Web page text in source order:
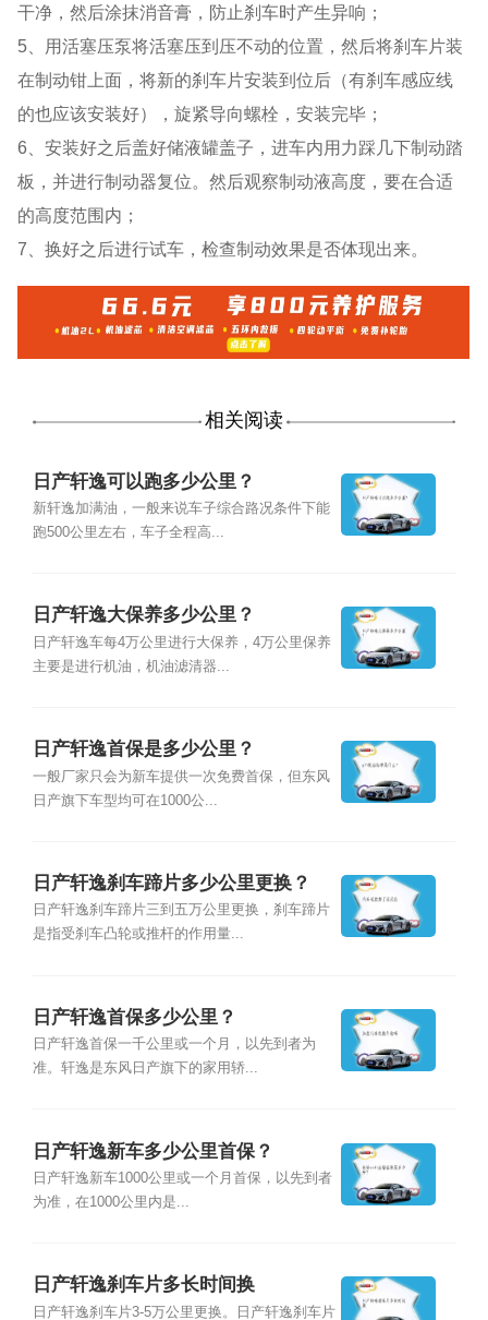
干净，然后涂抹消音膏，防止刹车时产生异响；
5、用活塞压泵将活塞压到压不动的位置，然后将刹车片装
在制动钳上面，将新的刹车片安装到位后（有刹车感应线
的也应该安装好），旋紧导向螺栓，安装完毕；
6、安装好之后盖好储液罐盖子，进车内用力踩几下制动踏
板，并进行制动器复位。然后观察制动液高度，要在合适
的高度范围内；
7、换好之后进行试车，检查制动效果是否体现出来。
相关阅读
日产轩逸可以跑多少公里？
新轩逸加满油，一般来说车子综合路况条件下能
跑500公里左右，车子全程高...
日产轩逸大保养多少公里？
日产轩逸车每4万公里进行大保养，4万公里保养
主要是进行机油，机油滤清器...
日产轩逸首保是多少公里？
一般厂家只会为新车提供一次免费首保，但东风
日产旗下车型均可在1000公...
日产轩逸刹车蹄片多少公里更换？
日产轩逸刹车蹄片三到五万公里更换，刹车蹄片
是指受刹车凸轮或推杆的作用量...
日产轩逸首保多少公里？
日产轩逸首保一千公里或一个月，以先到者为
准。轩逸是东风日产旗下的家用轿...
日产轩逸新车多少公里首保？
日产轩逸新车1000公里或一个月首保，以先到者
为准，在1000公里内是...
日产轩逸刹车片多长时间换
日产轩逸刹车片3-5万公里更换。日产轩逸刹车片